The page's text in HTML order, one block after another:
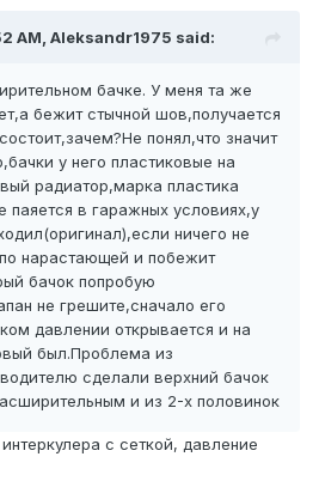
AM, Aleksandr1975 said:
бачке. У меня та же
бежит стычной шов,получается
понял,что значит
у него пластиковые на
радиатор,марка пластика
паяется в гаражных условиях,у
ничего не
нарастающей и побежит
бачок попробую
не грешите,сначало его
давлении открывается и на
был.Проблема из
сделали верхний бачок
и из 2-х половинок
с сеткой, давление